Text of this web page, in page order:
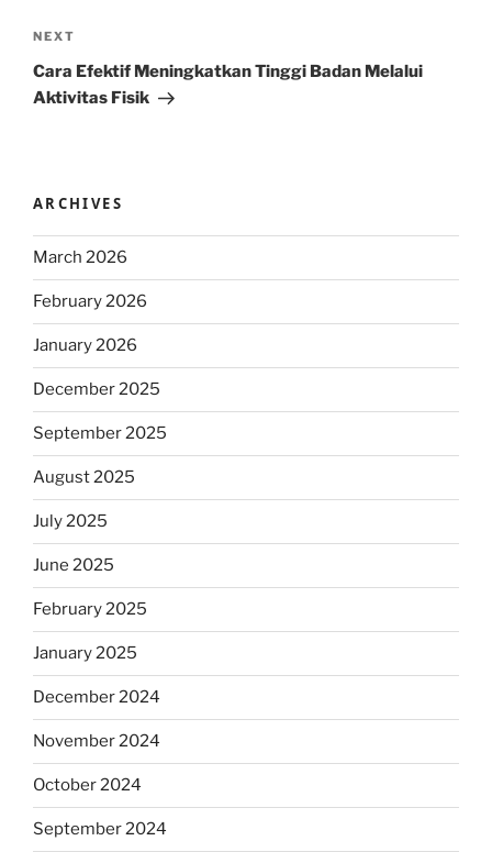
Next
Post
NEXT
Cara Efektif Meningkatkan Tinggi Badan Melalui
Aktivitas Fisik
ARCHIVES
March 2026
February 2026
January 2026
December 2025
September 2025
August 2025
July 2025
June 2025
February 2025
January 2025
December 2024
November 2024
October 2024
September 2024